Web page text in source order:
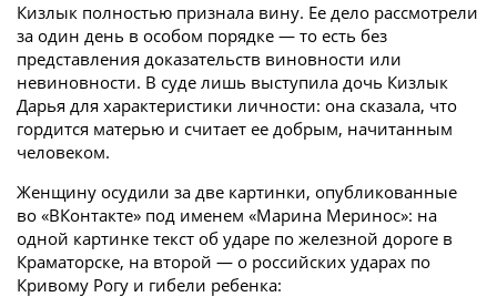
Кизлык полностью признала вину. Ее дело рассмотрели
за один день в особом порядке — то есть без
представления доказательств виновности или
невиновности. В суде лишь выступила дочь Кизлык
Дарья для характеристики личности: она сказала, что
гордится матерью и считает ее добрым, начитанным
человеком.
Женщину осудили за две картинки, опубликованные
во «ВКонтакте» под именем «Марина Меринос»: на
одной картинке текст об ударе по железной дороге в
Краматорске, на второй — о российских ударах по
Кривому Рогу и гибели ребенка: